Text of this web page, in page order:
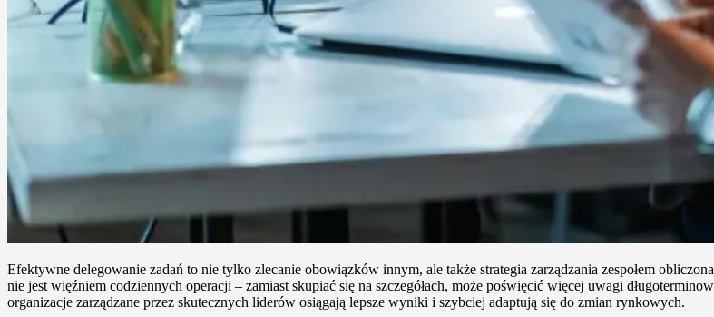
Efektywne delegowanie zadań to nie tylko zlecanie obowiązków innym, ale także strategia zarządzania zespołem
nie jest więźniem codziennych operacji – zamiast skupiać się na szczegółach, może poświęcić więcej uwagi
organizacje zarządzane przez skutecznych liderów osiągają lepsze wyniki i szybciej adaptują się do zmian rynkowych.